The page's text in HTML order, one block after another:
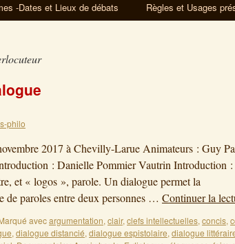
-Dates et Lieux de débats Règles et Usages
philo
2017 à Chevilly-Larue Animateurs : Guy
: Danielle Pommier Vautrin Introduction
et « logos », parole. Un dialogue permet la
de paroles entre deux personnes … Continuer la
avecargumentation, clair, clefs intellectuelles, concis,
, dialogue distancié, dialogue espistolaire, dialogue